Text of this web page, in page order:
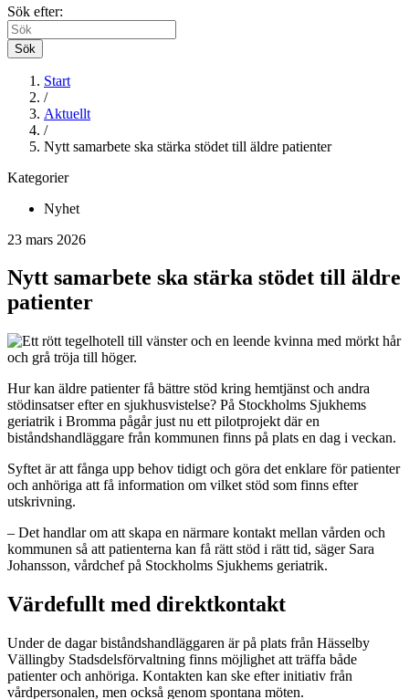
Sök efter:
Sök
Start
/
Aktuellt
/
Nytt samarbete ska stärka stödet till äldre patienter
Kategorier
Nyhet
23 mars 2026
Nytt samarbete ska stärka stödet till äldre
patienter
Hur kan äldre patienter få bättre stöd kring hemtjänst och andra
stödinsatser efter en sjukhusvistelse? På Stockholms Sjukhems
geriatrik i Bromma pågår just nu ett pilotprojekt där en
biståndshandläggare från kommunen finns på plats en dag i veckan.
Syftet är att fånga upp behov tidigt och göra det enklare för patienter
och anhöriga att få information om vilket stöd som finns efter
utskrivning.
– Det handlar om att skapa en närmare kontakt mellan vården och
kommunen så att patienterna kan få rätt stöd i rätt tid, säger Sara
Johansson, vårdchef på Stockholms Sjukhems geriatrik.
Värdefullt med direktkontakt
Under de dagar biståndshandläggaren är på plats från Hässelby
Vällingby Stadsdelsförvaltning finns möjlighet att träffa både
patienter och anhöriga. Kontakten kan ske efter initiativ från
vårdpersonalen, men också genom spontana möten.